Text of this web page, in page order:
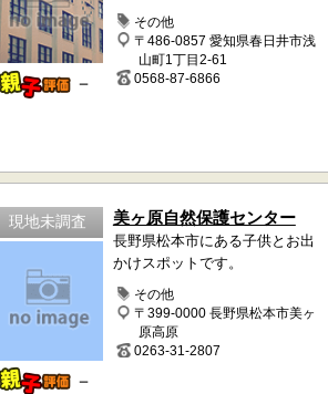
－
その他
〒486-0857 愛知県春日井市浅
山町1丁目2-61
0568-87-6866
現地未調査
－
美ヶ原自然保護センター
長野県松本市にある子供とお出
かけスポットです。
その他
〒399-0000 長野県松本市美ヶ
原高原
0263-31-2807